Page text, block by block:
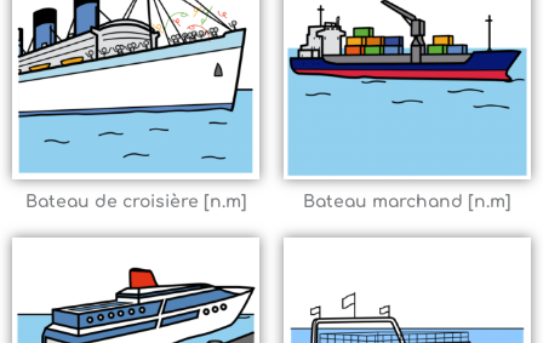
Bateau de croisière [n.m] Bateau marchand [n.m]